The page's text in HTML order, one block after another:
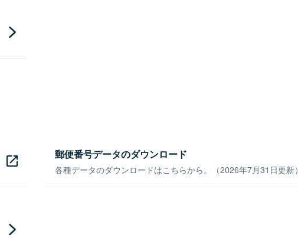
郵便番号データのダウンロード
各種データのダウンロードはこちらから。（2026年7月31日更新）